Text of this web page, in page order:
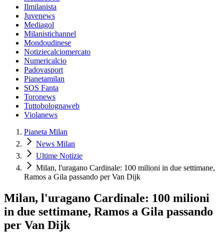
Ilmilanista
Juvenews
Mediagol
Milanistichannel
Mondoudinese
Notiziecalciomercato
Numericalcio
Padovasport
Pianetamilan
SOS Fanta
Toronews
Tuttobolognaweb
Violanews
Pianeta Milan
News Milan
Ultime Notizie
Milan, l'uragano Cardinale: 100 milioni in due settimane,
Ramos a Gila passando per Van Dijk
Milan, l'uragano Cardinale: 100 milioni
in due settimane, Ramos a Gila passando
per Van Dijk